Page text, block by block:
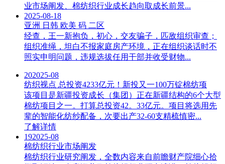
业市场阐发、棉纺织行业成长趋向取成长前景...
2025-08-18
亚洲 日韩 欧美 码 二区
经查，王一新抱负，初心，交友骗子，匹敌组织审查；
组织准绳，坦白不报家庭房产环境，正在组织谈话时不
照实申明问题，违规选拔任用干部并收受财物...
202025-08
纺织视点 总投资4233亿元！新投又一100万锭棉纺项
该项目是新疆投资成长（集团）正在新疆结构的6个大型
棉纺项目之一。打算总投资42。33亿元。项目将选用先
辈的智能化纺纱配备，次要出产32-60支精梳慎密...
了解详情
192025-08
棉纺织行业市场阐发
棉纺织行业研究阐发，全数内容来自前瞻财产院细心拾